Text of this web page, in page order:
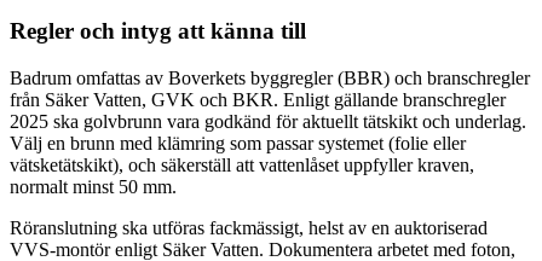
Regler och intyg att känna till
Badrum omfattas av Boverkets byggregler (BBR) och branschregler
från Säker Vatten, GVK och BKR. Enligt gällande branschregler
2025 ska golvbrunn vara godkänd för aktuellt tätskikt och underlag.
Välj en brunn med klämring som passar systemet (folie eller
vätsketätskikt), och säkerställ att vattenlåset uppfyller kraven,
normalt minst 50 mm.
Röranslutning ska utföras fackmässigt, helst av en auktoriserad
VVS-montör enligt Säker Vatten. Dokumentera arbetet med foton,